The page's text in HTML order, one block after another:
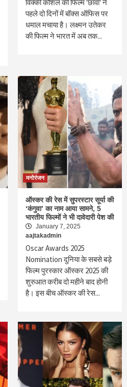
विक्की कौशल की फिल्म 'छावा' ने
पहले दो दिनों में बॉक्स ऑफिस पर
धमाल मचाया है। लक्ष्मन उतेकर
की फिल्म ने भारत में अब तक...
मनोरंजन
ऑस्कर की रेस में सुपरस्टार सूर्या की
‘कंगुवा’ का नाम आया सामने, 5
भारतीय फिल्मों ने भी दावेदारी पेश की
January 7, 2025
aajtakadmin
Oscar Awards 2025
Nomination दुनिया के सबसे बड़े
फिल्म पुरस्कार ऑस्कर 2025 की
शुरुआत करीब दो महीने बाद होनी
है। इस बीच ऑस्कर की रेस...